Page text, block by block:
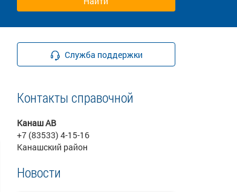
Служба поддержки
Контакты справочной
Канаш АВ
+7 (83533) 4-15-16
Канашский район
Новости